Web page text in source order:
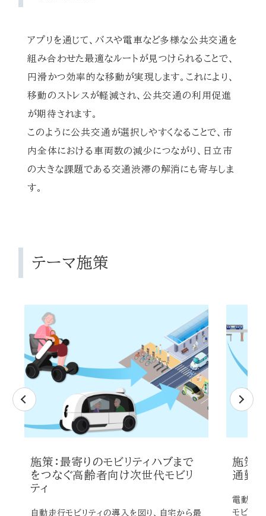
アプリを通じて、バスや電車など多様な公共交通を
組み合わせた最適なルートが見つけられることで、
円滑かつ効率的な移動が実現します。これにより、
移動のストレスが軽減され、公共交通の利用促進
が期待されます。
このように公共交通が選択しやすくなることで、市
内全体における車両数の減少につながり、日立市
の大きな課題である交通渋滞の解消にも寄与しま
す。
テーマ施策
施策：最寄りのモビリティハブまで
をつなぐ高齢者向け次世代モビリ
ティ
自動走行モビリティの導入を図り、自宅から最
施策
通勤
電動キ
モビリ